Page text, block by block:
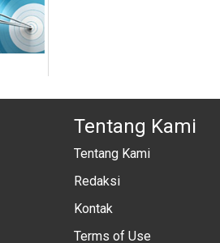
Tentang Kami
Tentang Kami
Redaksi
Kontak
Terms of Use